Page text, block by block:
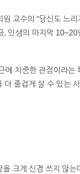
교수의 “당신도 느
인생의 마지막 10~20
에 치중한 관점이라는
더 즐겁게 살 수 있는
크게 신경 쓰지 않는